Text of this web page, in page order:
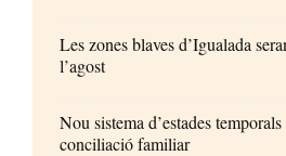
Les zones blaves d’Igualada
l’agost
Nou sistema d’estades
conciliació familiar